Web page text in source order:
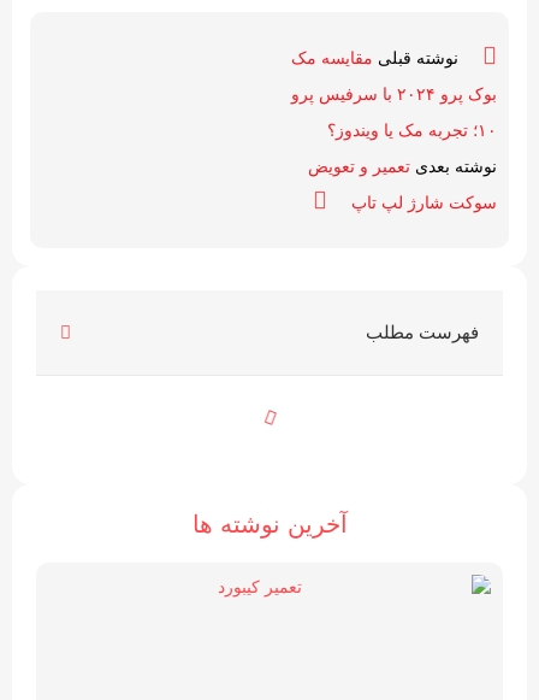
فهرست مطلب
آخرین نوشته ها
نوشته قبلی مقایسه مک‌
بوک پرو ۲۰۲۴ با سرفیس پرو
۱۰؛ تجربه مک یا ویندوز؟
نوشته بعدی تعمیر و تعویض
سوکت شارژ لپ تاپ